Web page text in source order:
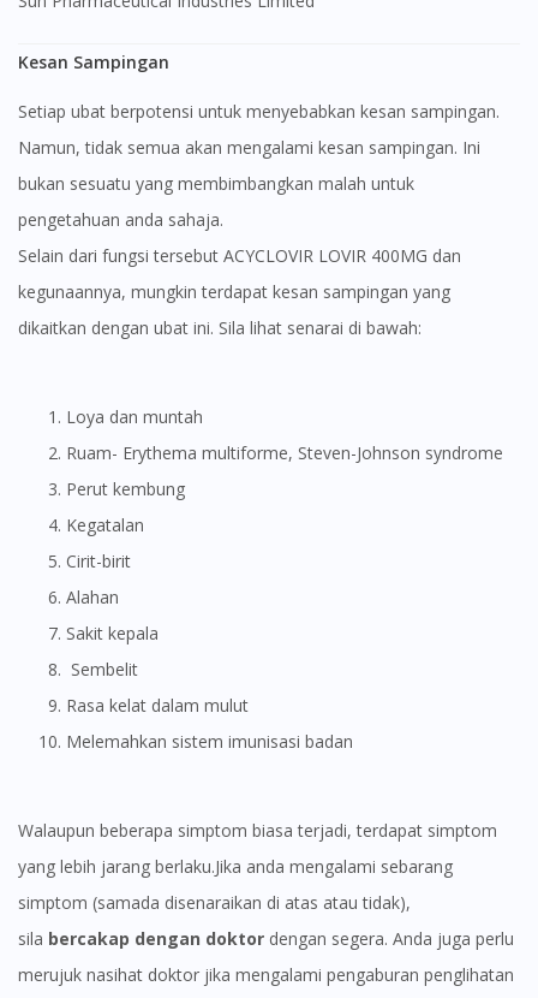
Kesan Sampingan
Setiap ubat berpotensi untuk menyebabkan kesan sampingan.
Namun, tidak semua akan mengalami kesan sampingan. Ini
bukan sesuatu yang membimbangkan malah untuk
pengetahuan anda sahaja.
Selain dari fungsi tersebut ACYCLOVIR LOVIR 400MG dan
kegunaannya, mungkin terdapat kesan sampingan yang
dikaitkan dengan ubat ini. Sila lihat senarai di bawah:
Loya dan muntah
Ruam- Erythema multiforme, Steven-Johnson syndrome
Perut kembung
Kegatalan
Cirit-birit
Alahan
Sakit kepala
Sembelit
Rasa kelat dalam mulut
Melemahkan sistem imunisasi badan
Walaupun beberapa simptom biasa terjadi, terdapat simptom
yang lebih jarang berlaku.Jika anda mengalami sebarang
simptom (samada disenaraikan di atas atau tidak),
sila bercakap dengan doktor dengan segera. Anda juga perlu
merujuk nasihat doktor jika mengalami pengaburan penglihatan